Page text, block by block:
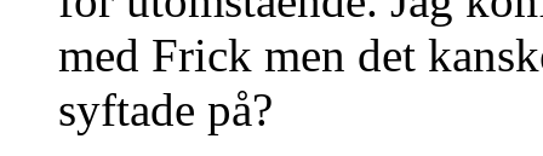
med Frick men det
syftade på?